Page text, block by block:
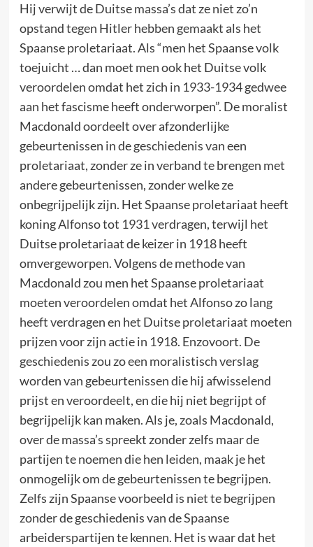
Hij verwijt de Duitse massa’s dat ze niet zo’n
opstand tegen Hitler hebben gemaakt als het
Spaanse proletariaat. Als “men het Spaanse volk
toejuicht … dan moet men ook het Duitse volk
veroordelen omdat het zich in 1933-1934 gedwee
aan het fascisme heeft onderworpen”. De moralist
Macdonald oordeelt over afzonderlijke
gebeurtenissen in de geschiedenis van een
proletariaat, zonder ze in verband te brengen met
andere gebeurtenissen, zonder welke ze
onbegrijpelijk zijn. Het Spaanse proletariaat heeft
koning Alfonso tot 1931 verdragen, terwijl het
Duitse proletariaat de keizer in 1918 heeft
omvergeworpen. Volgens de methode van
Macdonald zou men het Spaanse proletariaat
moeten veroordelen omdat het Alfonso zo lang
heeft verdragen en het Duitse proletariaat moeten
prijzen voor zijn actie in 1918. Enzovoort. De
geschiedenis zou zo een moralistisch verslag
worden van gebeurtenissen die hij afwisselend
prijst en veroordeelt, en die hij niet begrijpt of
begrijpelijk kan maken. Als je, zoals Macdonald,
over de massa’s spreekt zonder zelfs maar de
partijen te noemen die hen leiden, maak je het
onmogelijk om de gebeurtenissen te begrijpen.
Zelfs zijn Spaanse voorbeeld is niet te begrijpen
zonder de geschiedenis van de Spaanse
arbeiderspartijen te kennen. Het is waar dat het